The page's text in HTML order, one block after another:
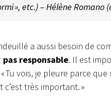
», etc.) – Hélène
a aussi besoin de
pas responsable. Il est
« Tu vois, je pleure parce
c’est très important. »